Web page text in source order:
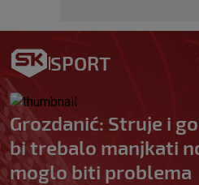
SPORT
Grozdanić: Struje i
bi trebalo manjkati
moglo biti problema